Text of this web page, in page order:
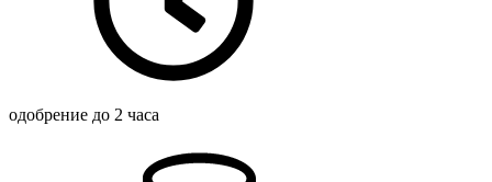
одобрение до 2 часа